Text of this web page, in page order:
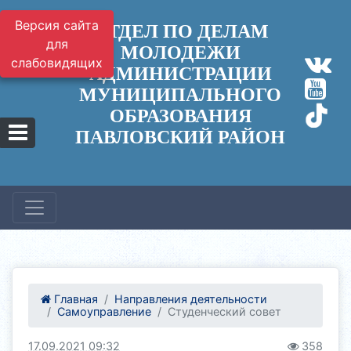
Версия сайта
для
слабовидящих
ОТДЕЛ ПО ДЕЛАМ
МОЛОДЕЖИ
АДМИНИСТРАЦИИ
МУНИЦИПАЛЬНОГО
ОБРАЗОВАНИЯ
ПАВЛОВСКИЙ РАЙОН
Главная
Направления деятельности
Самоуправление
Студенческий совет
17.09.2021 09:32 358